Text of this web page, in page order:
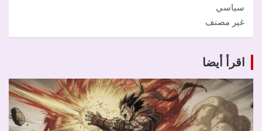
سياسي
غير مصنف
اقرأ أيضا